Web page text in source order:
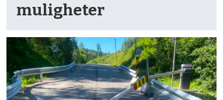
muligheter